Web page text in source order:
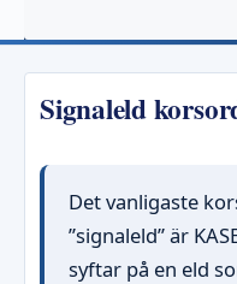
Signaleld
Det vanligaste
”signaleld” är
syftar på en eld